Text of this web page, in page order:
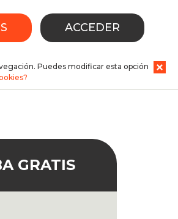
Puedes modificar esta opción
ACCEDER
GRATIS